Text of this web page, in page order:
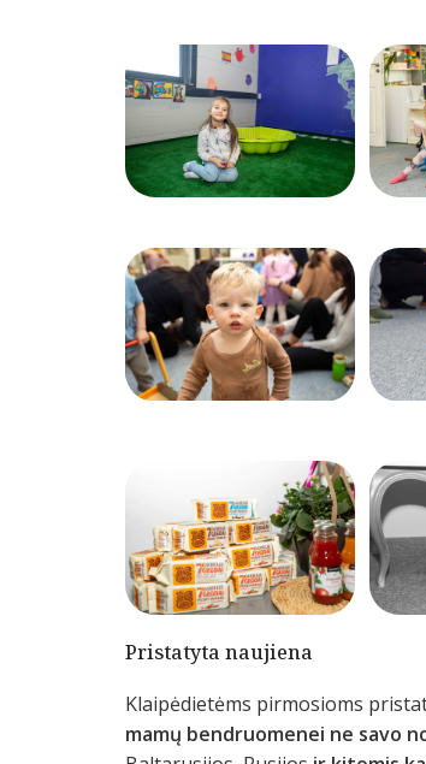
Pristatyta naujiena
Klaipėdietėms pirmosioms
mamų bendruomenei ne savo